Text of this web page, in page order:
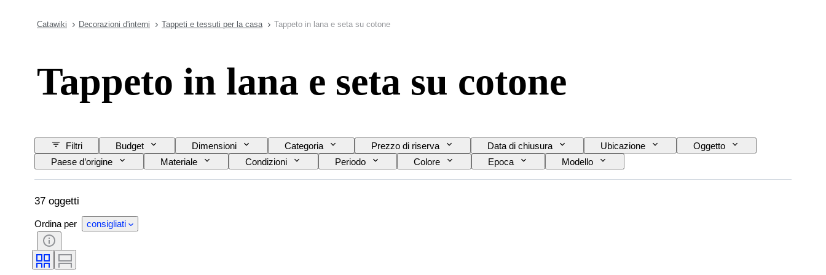
Catawiki Decorazioni d'interni Tappeti e tessuti per la casa Tappeto in lana e seta su cotone
Tappeto in lana e seta su cotone
Filtri Budget Dimensioni Categoria Prezzo di riserva Data di chiusura Ubicazione
Oggetto
Paese d’origine
Materiale Condizioni Periodo Colore Epoca Modello
37 oggetti
Ordina per consigliati